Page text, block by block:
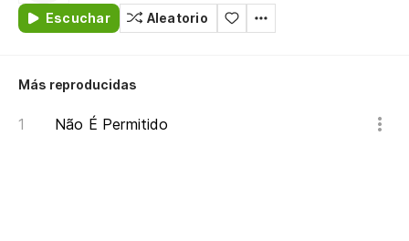
Escuchar Aleatorio
Más reproducidas
Não É Permitido